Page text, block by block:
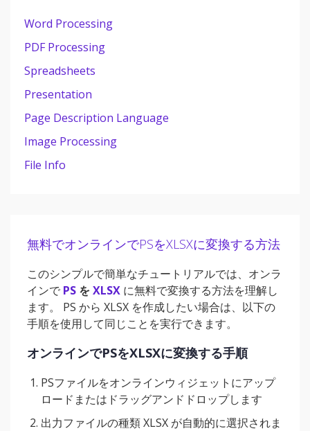
Word Processing
PDF Processing
Spreadsheets
Presentation
Page Description Language
Image Processing
File Info
無料でオンラインでPSをXLSXに変換する方法
このシンプルで簡単なチュートリアルでは、オンラ
インで PS を XLSX に無料で変換する方法を理解し
ます。 PS から XLSX を作成したい場合は、以下の
手順を使用して同じことを実行できます。
オンラインでPSをXLSXに変換する手順
PSファイルをオンラインウィジェットにアップ
ロードまたはドラッグアンドドロップします
出力ファイルの種類 XLSX が自動的に選択されま